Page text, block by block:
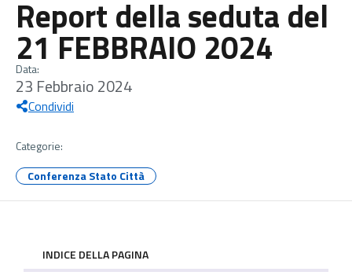
Report della seduta del
21 FEBBRAIO 2024
Data:
23 Febbraio 2024
Condividi
Categorie:
Conferenza Stato Città
INDICE DELLA PAGINA